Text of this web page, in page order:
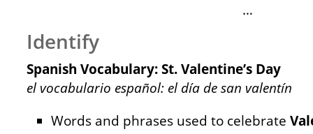
…
Identify
Spanish Vocabulary: St. Valentine’s Day
el vocabulario español: el día de san valentín
Words and phrases used to celebrate